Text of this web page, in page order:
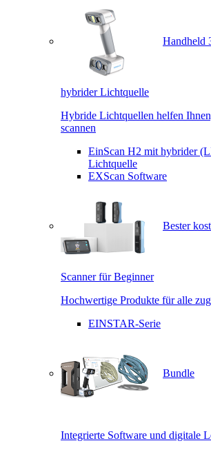
Handheld
hybrider Lichtquelle
Hybride Lichtquellen helfen
scannen
EinScan H2 mit hybrider
Lichtquelle
EXScan Software
Bester
Scanner für Beginner
Hochwertige Produkte für alle
EINSTAR-Serie
Bundle
Integrierte Software und digitale